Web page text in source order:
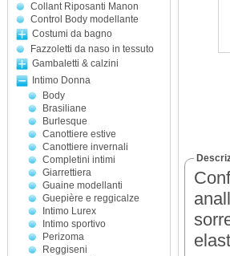
Collant Riposanti Manon
Control Body modellante
Costumi da bagno
Fazzoletti da naso in tessuto
Gambaletti & calzini
Intimo Donna
Body
Brasiliane
Burlesque
Canottiere estive
Canottiere invernali
Completini intimi
Giarrettiera
Guaine modellanti
Guepière e reggicalze
Intimo Lurex
Intimo sportivo
Perizoma
Reggiseni